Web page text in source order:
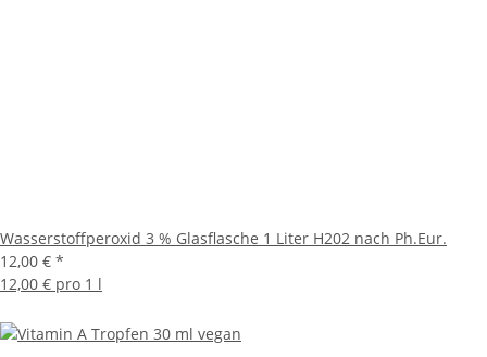
Wasserstoffperoxid 3 % Glasflasche 1 Liter H202 nach Ph.Eur.
12,00 € *
12,00 € pro 1 l